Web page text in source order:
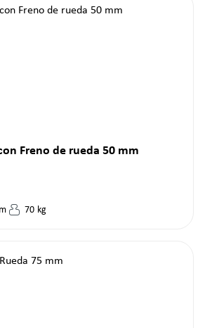
Freno de rueda 50 mm
70 kg